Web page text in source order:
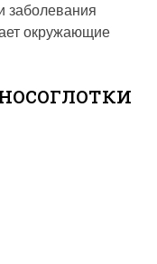
заболевания
окружающие